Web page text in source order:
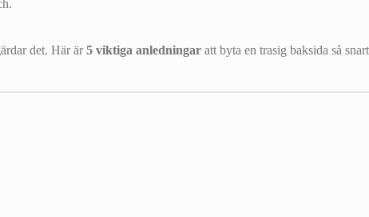
det. Här är5 viktiga anledningar att byta en trasig baksida så snart